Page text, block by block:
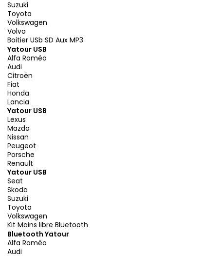
Suzuki
Toyota
Volkswagen
Volvo
Boitier USb SD Aux MP3
Yatour USB
Alfa Roméo
Audi
Citroën
Fiat
Honda
Lancia
Yatour USB
Lexus
Mazda
Nissan
Peugeot
Porsche
Renault
Yatour USB
Seat
Skoda
Suzuki
Toyota
Volkswagen
Kit Mains libre Bluetooth
Bluetooth Yatour
Alfa Roméo
Audi